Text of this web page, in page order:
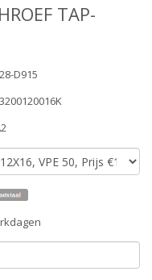
TAP-
D915